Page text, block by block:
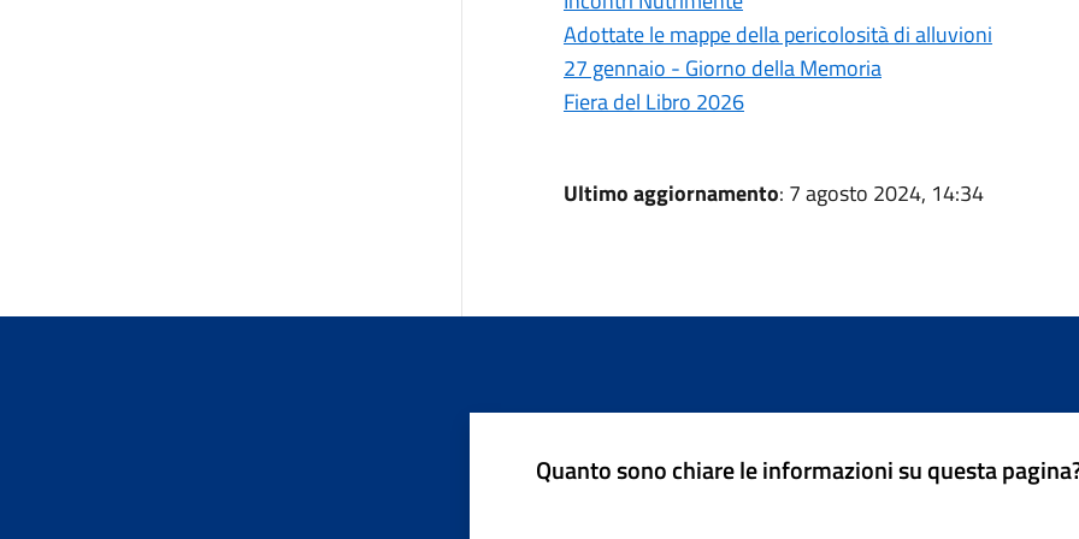
Adottate le mappe della pericolosità di alluvioni
27 gennaio - Giorno della Memoria
Fiera del Libro 2026
Ultimo aggiornamento: 7 agosto 2024, 14:34
Quanto sono chiare le informazioni su questa